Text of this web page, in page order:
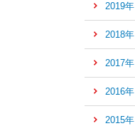
2019年
2018年
2017年
2016年
2015年